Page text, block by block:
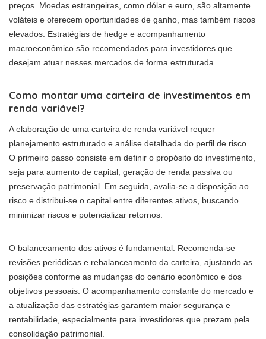
preços. Moedas estrangeiras, como dólar e euro, são altamente
voláteis e oferecem oportunidades de ganho, mas também riscos
elevados. Estratégias de hedge e acompanhamento
macroeconômico são recomendados para investidores que
desejam atuar nesses mercados de forma estruturada.
Como montar uma carteira de investimentos em
renda variável?
A elaboração de uma carteira de renda variável requer
planejamento estruturado e análise detalhada do perfil de risco.
O primeiro passo consiste em definir o propósito do investimento,
seja para aumento de capital, geração de renda passiva ou
preservação patrimonial. Em seguida, avalia-se a disposição ao
risco e distribui-se o capital entre diferentes ativos, buscando
minimizar riscos e potencializar retornos.
O balanceamento dos ativos é fundamental. Recomenda-se
revisões periódicas e rebalanceamento da carteira, ajustando as
posições conforme as mudanças do cenário econômico e dos
objetivos pessoais. O acompanhamento constante do mercado e
a atualização das estratégias garantem maior segurança e
rentabilidade, especialmente para investidores que prezam pela
consolidação patrimonial.